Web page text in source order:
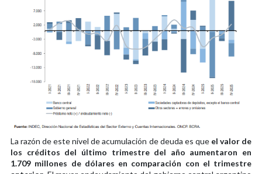
La razón de este nivel de acumulación de deuda es que el valor de
los créditos del último trimestre del año aumentaron en
1.709 millones de dólares en comparación con el trimestre